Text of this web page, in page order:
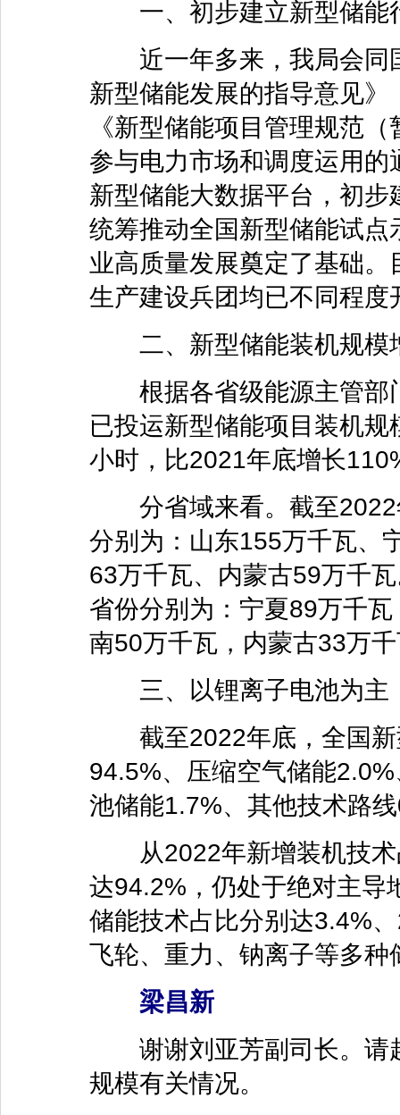
一、初步建立新型储能
近一年多来，我局会同
新型储能发展的指导意见》
《新型储能项目管理规范
参与电力市场和调度运用
新型储能大数据平台，初
统筹推动全国新型储能试
业高质量发展奠定了基础。
生产建设兵团均已不同程度
二、新型储能装机规模
根据各省级能源主管部
已投运新型储能项目装机
小时，比2021年底增长
分省域来看。截至2022
分别为：山东155万千瓦、
63万千瓦、内蒙古59万千
省份分别为：宁夏89万千
南50万千瓦，内蒙古33万
三、以锂离子电池为主
截至2022年底，全国新
94.5%、压缩空气储能
池储能1.7%、其他技术路
从2022年新增装机技术
达94.2%，仍处于绝对主导
储能技术占比分别达3.4%
飞轮、重力、钠离子等多
梁昌新
谢谢刘亚芳副司长。请
规模有关情况。